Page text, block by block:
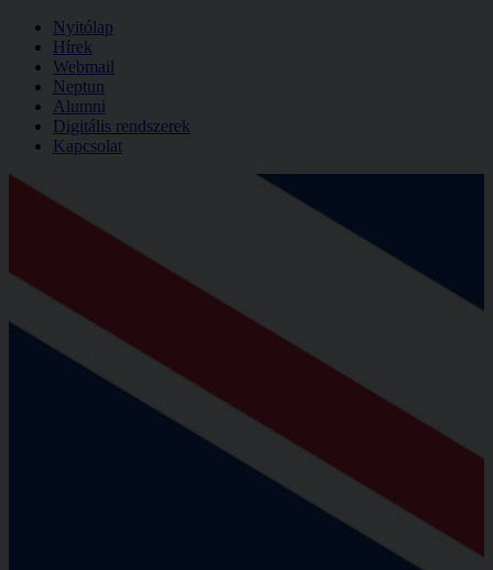
Nyitólap
Hírek
Webmail
Neptun
Alumni
Digitális rendszerek
Kapcsolat